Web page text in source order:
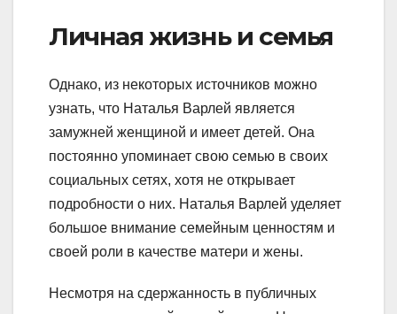
Личная жизнь и семья
Однако, из некоторых источников можно
узнать, что Наталья Варлей является
замужней женщиной и имеет детей. Она
постоянно упоминает свою семью в своих
социальных сетях, хотя не открывает
подробности о них. Наталья Варлей уделяет
большое внимание семейным ценностям и
своей роли в качестве матери и жены.
Несмотря на сдержанность в публичных